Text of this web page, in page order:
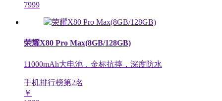
7999
荣耀X80 Pro Max(8GB/128GB)
11000mAh大电池，金标抗摔，深度防水
手机排行榜第2名
￥